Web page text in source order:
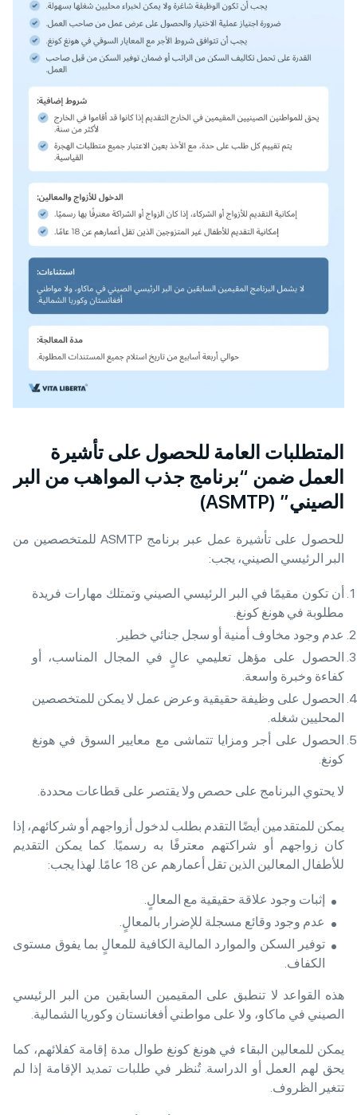
المتطلبات العامة للحصول على تأشيرة
العمل ضمن “برنامج جذب المواهب من البر
الصيني” (ASMTP)
للحصول على تأشيرة عمل عبر برنامج ASMTP للمتخصصين من
البر الرئيسي الصيني، يجب:
أن تكون مقيمًا في البر الرئيسي الصيني وتمتلك مهارات فريدة
مطلوبة في هونغ كونغ.
عدم وجود مخاوف أمنية أو سجل جنائي خطير.
الحصول على مؤهل تعليمي عالٍ في المجال المناسب، أو
كفاءة وخبرة واسعة.
الحصول على وظيفة حقيقية وعرض عمل لا يمكن للمتخصصين
المحليين شغله.
الحصول على أجر ومزايا تتماشى مع معايير السوق في هونغ
كونغ.
لا يحتوي البرنامج على حصص ولا يقتصر على قطاعات محددة.
يمكن للمتقدمين أيضًا التقدم بطلب لدخول أزواجهم أو شركائهم، إذا
كان زواجهم أو شراكتهم معترفًا به رسميًا. كما يمكن التقديم
للأطفال المعالين الذين تقل أعمارهم عن 18 عامًا. لهذا يجب:
إثبات وجود علاقة حقيقية مع المعالٍ.
عدم وجود وقائع مسجلة للإضرار بالمعالٍ.
توفير السكن والموارد المالية الكافية للمعالٍ بما يفوق مستوى
الكفاف.
هذه القواعد لا تنطبق على المقيمين السابقين من البر الرئيسي
الصيني في ماكاو، ولا على مواطني أفغانستان وكوريا الشمالية.
يمكن للمعالين البقاء في هونغ كونغ طوال مدة إقامة كفلائهم، كما
يحق لهم العمل أو الدراسة. تُنظر في طلبات تمديد الإقامة إذا لم
تتغير الظروف.